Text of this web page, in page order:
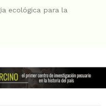
ecológica para la